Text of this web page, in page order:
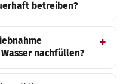
betreiben?
nachfüllen?